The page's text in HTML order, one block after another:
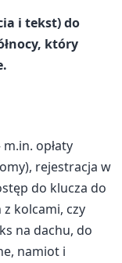
i tekst) do
który
opłaty
rejestracja w
do klucza do
kolcami, czy
na dachu, do
namiot i